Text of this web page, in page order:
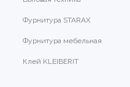
Фурнитура STARAX
Фурнитура мебельная
Клей KLEIBERIT